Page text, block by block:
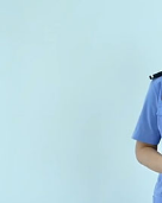
效办成员工录
人民锐评
今天，国家体
明。声明指出